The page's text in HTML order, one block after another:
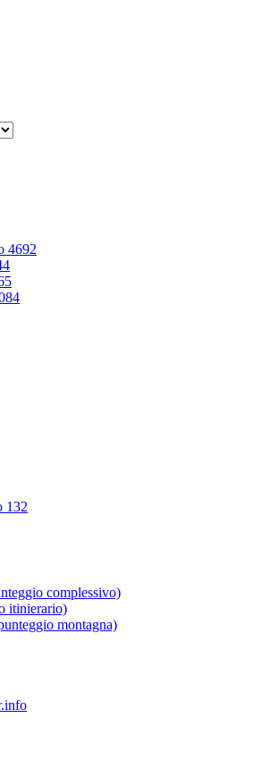
4692
132
complessivo)
itinierario)
montagna)